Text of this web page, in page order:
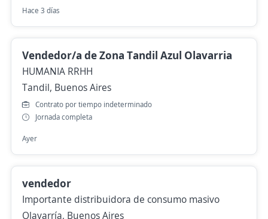
Hace 3 días
Vendedor/a de Zona Tandil Azul Olavarria
HUMANIA RRHH
Tandil, Buenos Aires
Contrato por tiempo indeterminado
Jornada completa
Ayer
vendedor
Importante distribuidora de consumo masivo
Olavarría, Buenos Aires